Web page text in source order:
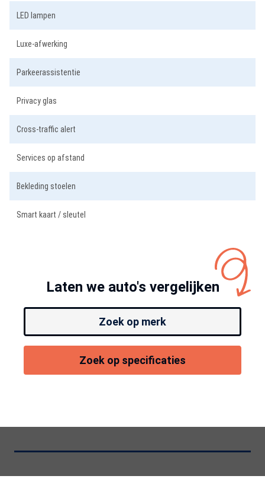
LED lampen
Luxe-afwerking
Parkeerassistentie
Privacy glas
Cross-traffic alert
Services op afstand
Bekleding stoelen
Smart kaart / sleutel
Laten we auto's vergelijken
Zoek op merk
Zoek op specificaties